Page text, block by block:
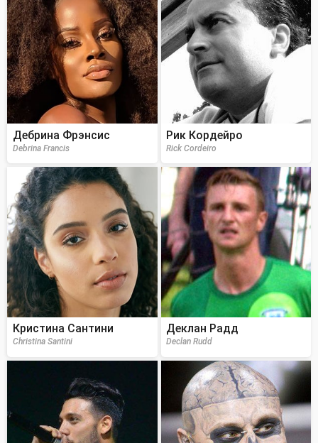
Дебрина Фрэнсис
Debrina Francis
Рик Кордейро
Rick Cordeiro
Кристина Сантини
Christina Santini
Деклан Радд
Declan Rudd